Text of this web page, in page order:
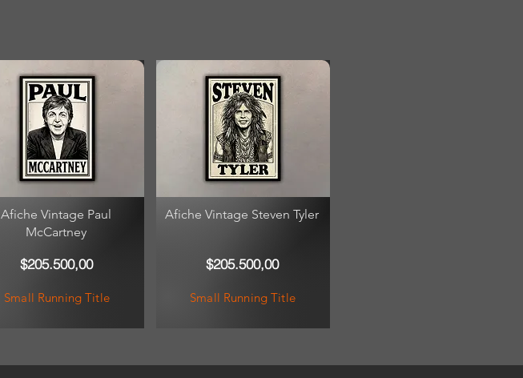
Afiche Vintage Paul
McCartney
$205.500,00
Small Running Title
Afiche Vintage Steven Tyler
$205.500,00
Small Running Title